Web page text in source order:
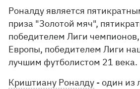
Роналду является
приза "Золотой мяч",
победителем Лиги
Европы, победителем Лиги
лучшим футболистом 21 века.
Криштиану Роналду - один из